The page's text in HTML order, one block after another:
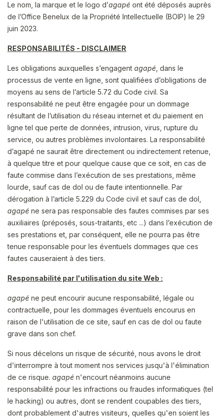
Le nom, la marque et le logo d’agapé ont été déposés auprès
de l’Office Benelux de la Propriété Intellectuelle (BOIP) le 29
juin 2023.
RESPONSABILITÉS - DISCLAIMER
Les obligations auxquelles s’engagent agapé , dans le
processus de vente en ligne, sont qualifiées d’obligations de
moyens au sens de l’article 5.72 du Code civil. Sa
responsabilité ne peut être engagée pour un dommage
résultant de l’utilisation du réseau internet et du paiement en
ligne tel que perte de données, intrusion, virus, rupture du
service, ou autres problèmes involontaires. La responsabilité
d’agapé ne saurait être directement ou indirectement retenue,
à quelque titre et pour quelque cause que ce soit, en cas de
faute commise dans l’exécution de ses prestations, même
lourde, sauf cas de dol ou de faute intentionnelle. Par
dérogation à l’article 5.229 du Code civil et sauf cas de dol,
agapé ne sera pas responsable des fautes commises par ses
auxiliaires (préposés, sous-traitants, etc ...) dans l’exécution de
ses prestations et, par conséquent, elle ne pourra pas être
tenue responsable pour les éventuels dommages que ces
fautes causeraient à des tiers.
Responsabilité par l'utilisation du site Web :
agapé ne peut encourir aucune responsabilité, légale ou
contractuelle, pour les dommages éventuels encourus en
raison de l'utilisation de ce site, sauf en cas de dol ou faute
grave dans son chef.
Si nous décelons un risque de sécurité, nous avons le droit
d'interrompre à tout moment nos services jusqu'à l'élimination
de ce risque. agapé n'encourt néanmoins aucune
responsabilité pour les infractions ou fraudes informatiques (tel
le hacking) ou autres, dont se rendent coupables des tiers,
dont probablement d'autres visiteurs, quelles qu'en soient les